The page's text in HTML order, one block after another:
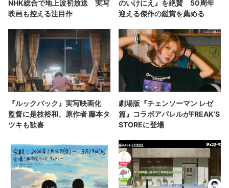
NHK総合で地上波初放送 実写
映画も控える注目作
のいけにえ』を絶賛 50周年
迎える傑作の鑑賞を薦める
『ルックバック』実写映画化
監督に是枝裕和、原作者 藤本タ
ツキも歓喜
劇場版『チェンソーマン レゼ
篇』コラボアパレルがFREAK’S
STOREに登場